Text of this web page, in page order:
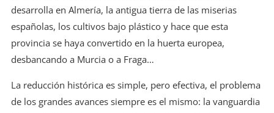
desarrolla en Almería, la antigua tierra de las miserias
españolas, los cultivos bajo plástico y hace que esta
provincia se haya convertido en la huerta europea,
desbancando a Murcia o a Fraga…
La reducción histórica es simple, pero efectiva, el problema
de los grandes avances siempre es el mismo: la vanguardia